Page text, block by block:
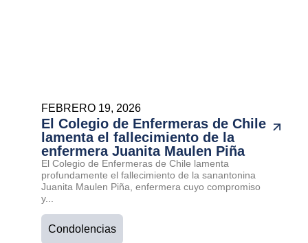
FEBRERO 19, 2026
El Colegio de Enfermeras de Chile
lamenta el fallecimiento de la
enfermera Juanita Maulen Piña
El Colegio de Enfermeras de Chile lamenta
profundamente el fallecimiento de la sanantonina
Juanita Maulen Piña, enfermera cuyo compromiso
y...
Condolencias